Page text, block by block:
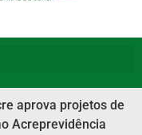
aprova projetos de
Acreprevidência